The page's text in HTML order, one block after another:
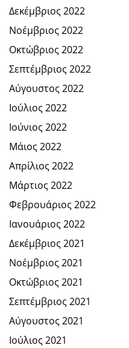
Δεκέμβριος 2022
Νοέμβριος 2022
Οκτώβριος 2022
Σεπτέμβριος 2022
Αύγουστος 2022
Ιούλιος 2022
Ιούνιος 2022
Μάιος 2022
Απρίλιος 2022
Μάρτιος 2022
Φεβρουάριος 2022
Ιανουάριος 2022
Δεκέμβριος 2021
Νοέμβριος 2021
Οκτώβριος 2021
Σεπτέμβριος 2021
Αύγουστος 2021
Ιούλιος 2021